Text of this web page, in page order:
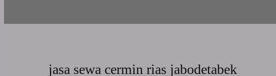
jasa sewa cermin rias jabodetabek